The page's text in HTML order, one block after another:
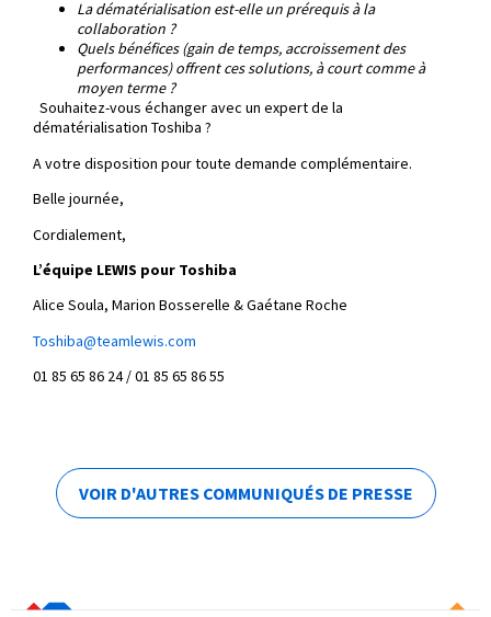
La dématérialisation est-elle un prérequis à la
collaboration ?
Quels bénéfices (gain de temps, accroissement des
performances) offrent ces solutions, à court comme à
moyen terme ?
Souhaitez-vous échanger avec un expert de la
dématérialisation Toshiba ?
A votre disposition pour toute demande complémentaire.
Belle journée,
Cordialement,
L’équipe LEWIS pour Toshiba
Alice Soula, Marion Bosserelle & Gaétane Roche
Toshiba@teamlewis.com
01 85 65 86 24 / 01 85 65 86 55
VOIR D'AUTRES COMMUNIQUÉS DE PRESSE